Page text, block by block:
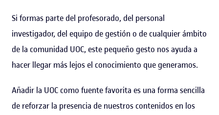
Si formas parte del profesorado, del personal
investigador, del equipo de gestión o de cualquier ámbito
de la comunidad UOC, este pequeño gesto nos ayuda a
hacer llegar más lejos el conocimiento que generamos.
Añadir la UOC como fuente favorita es una forma sencilla
de reforzar la presencia de nuestros contenidos en los